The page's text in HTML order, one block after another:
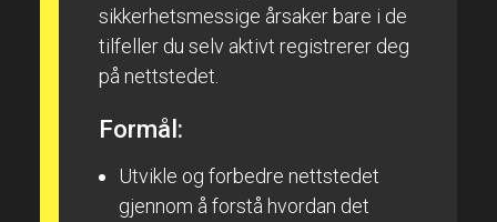
sikkerhetsmessige årsaker bare i de
tilfeller du selv aktivt registrerer deg
på nettstedet.
Formål:
Utvikle og forbedre nettstedet
gjennom å forstå hvordan det